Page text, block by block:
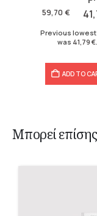
59,70 €
was:
is:
Previous
was 41,79 €
ADD TO
Μπορεί